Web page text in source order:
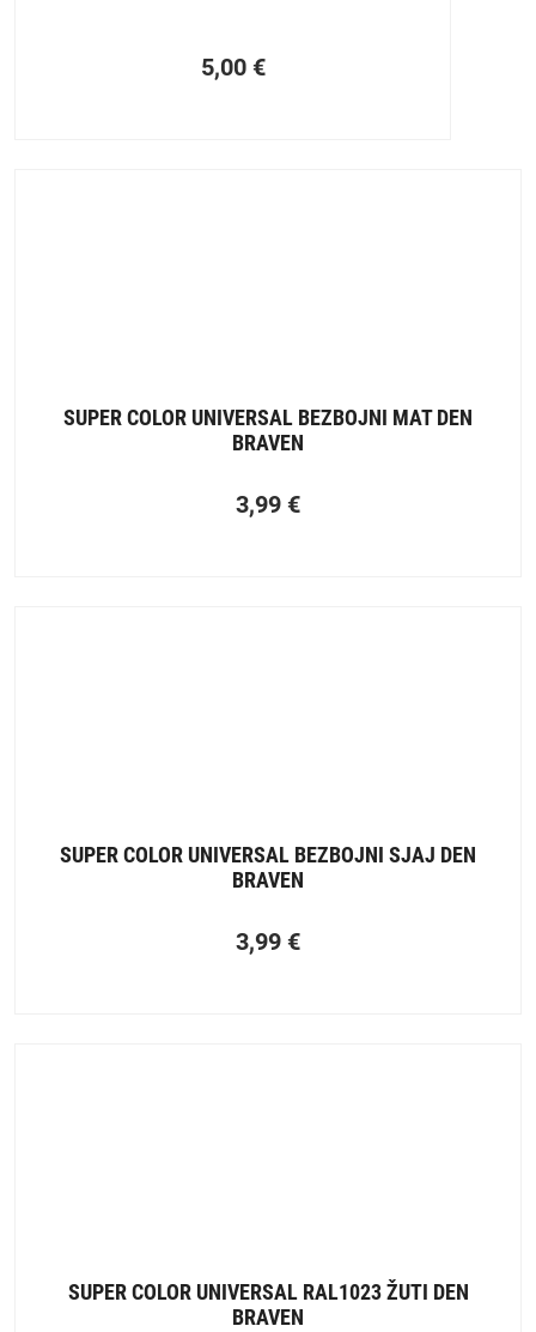
5,00 €
SUPER COLOR UNIVERSAL BEZBOJNI MAT DEN
BRAVEN
3,99 €
SUPER COLOR UNIVERSAL BEZBOJNI SJAJ DEN
BRAVEN
3,99 €
SUPER COLOR UNIVERSAL RAL1023 ŽUTI DEN
BRAVEN